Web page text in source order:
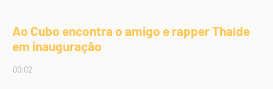
Ao Cubo encontra o amigo e rapper Thaíde
em inauguração
00:02